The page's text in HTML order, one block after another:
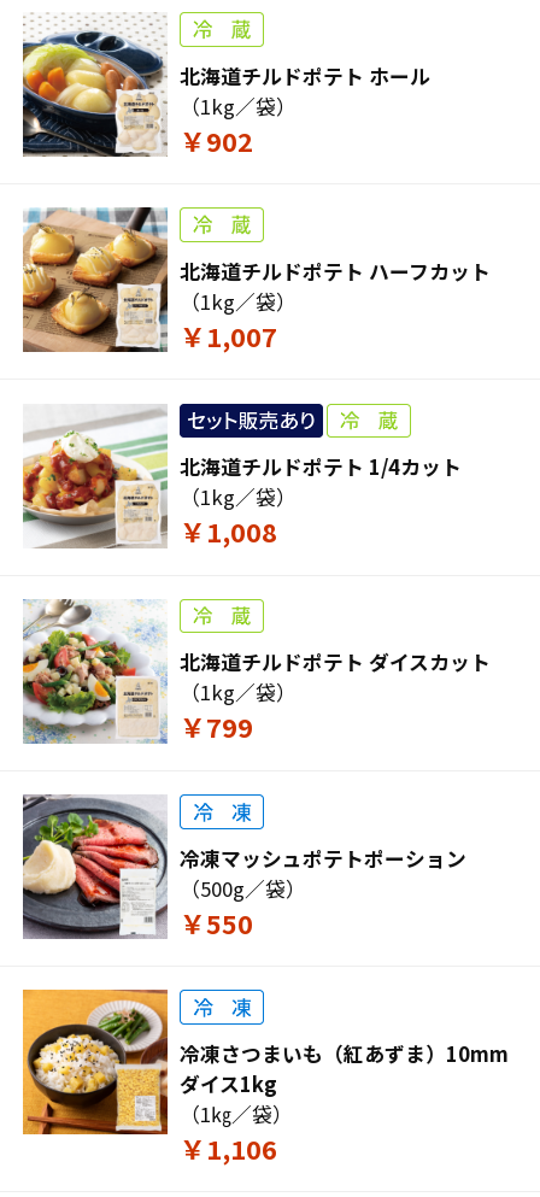
北海道チルドポテト ホール
（1kg／袋）
￥902
北海道チルドポテト ハーフカット
（1kg／袋）
￥1,007
北海道チルドポテト 1/4カット
（1kg／袋）
￥1,008
北海道チルドポテト ダイスカット
（1kg／袋）
￥799
冷凍マッシュポテトポーション
（500g／袋）
￥550
冷凍さつまいも（紅あずま）10mm
ダイス1kg
（1㎏／袋）
￥1,106